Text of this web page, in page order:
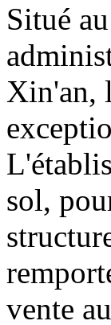
Situé
Xin'an,
sol,
vente